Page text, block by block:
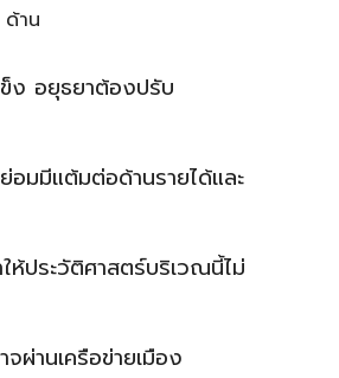
ด้าน
ง อยุธยาต้องปรับ
อมมีแต้มต่อด้านรายได้และ
ประวัติศาสตร์บริเวณนี้ไม่
ผ่านเครือข่ายเมือง